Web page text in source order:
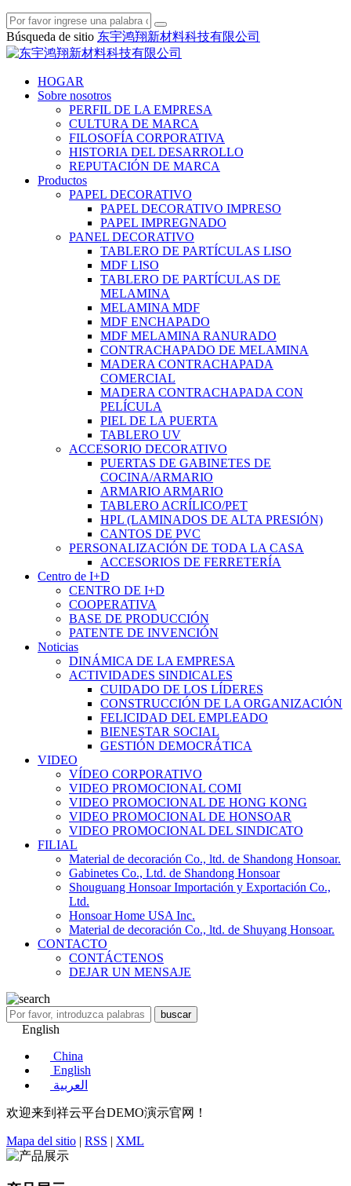
Búsqueda de sitio 东宇鸿翔新材料科技有限公司
HOGAR
Sobre nosotros
PERFIL DE LA EMPRESA
CULTURA DE MARCA
FILOSOFÍA CORPORATIVA
HISTORIA DEL DESARROLLO
REPUTACIÓN DE MARCA
Productos
PAPEL DECORATIVO
PAPEL DECORATIVO IMPRESO
PAPEL IMPREGNADO
PANEL DECORATIVO
TABLERO DE PARTÍCULAS LISO
MDF LISO
TABLERO DE PARTÍCULAS DE
MELAMINA
MELAMINA MDF
MDF ENCHAPADO
MDF MELAMINA RANURADO
CONTRACHAPADO DE MELAMINA
MADERA CONTRACHAPADA
COMERCIAL
MADERA CONTRACHAPADA CON
PELÍCULA
PIEL DE LA PUERTA
TABLERO UV
ACCESORIO DECORATIVO
PUERTAS DE GABINETES DE
COCINA/ARMARIO
ARMARIO ARMARIO
TABLERO ACRÍLICO/PET
HPL (LAMINADOS DE ALTA PRESIÓN)
CANTOS DE PVC
PERSONALIZACIÓN DE TODA LA CASA
ACCESORIOS DE FERRETERÍA
Centro de I+D
CENTRO DE I+D
COOPERATIVA
BASE DE PRODUCCIÓN
PATENTE DE INVENCIÓN
Noticias
DINÁMICA DE LA EMPRESA
ACTIVIDADES SINDICALES
CUIDADO DE LOS LÍDERES
CONSTRUCCIÓN DE LA ORGANIZACIÓN
FELICIDAD DEL EMPLEADO
BIENESTAR SOCIAL
GESTIÓN DEMOCRÁTICA
VIDEO
VÍDEO CORPORATIVO
VIDEO PROMOCIONAL COMI
VIDEO PROMOCIONAL DE HONG KONG
VIDEO PROMOCIONAL DE HONSOAR
VIDEO PROMOCIONAL DEL SINDICATO
FILIAL
Material de decoración Co., ltd. de Shandong Honsoar.
Gabinetes Co., Ltd. de Shandong Honsoar
Shouguang Honsoar Importación y Exportación Co.,
Ltd.
Honsoar Home USA Inc.
Material de decoración Co., ltd. de Shuyang Honsoar.
CONTACTO
CONTÁCTENOS
DEJAR UN MENSAJE
English
China
English
العربية
欢迎来到祥云平台DEMO演示官网！
Mapa del sitio | RSS | XML